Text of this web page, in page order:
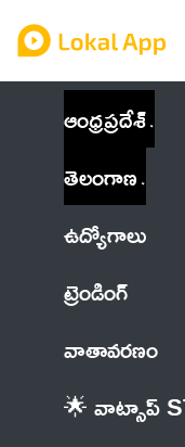
ఆంధ్రప్రదేశ్
తెలంగాణ
ఉద్యోగాలు
ట్రెండింగ్
వాతావరణం
🌟 వాట్సాప్